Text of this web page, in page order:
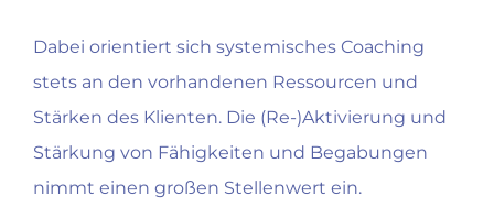
Dabei orientiert sich systemisches Coaching
stets an den vorhandenen Ressourcen und
Stärken des Klienten. Die (Re-)Aktivierung und
Stärkung von Fähigkeiten und Begabungen
nimmt einen großen Stellenwert ein.